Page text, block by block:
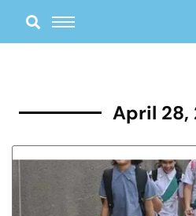
content
April 28,